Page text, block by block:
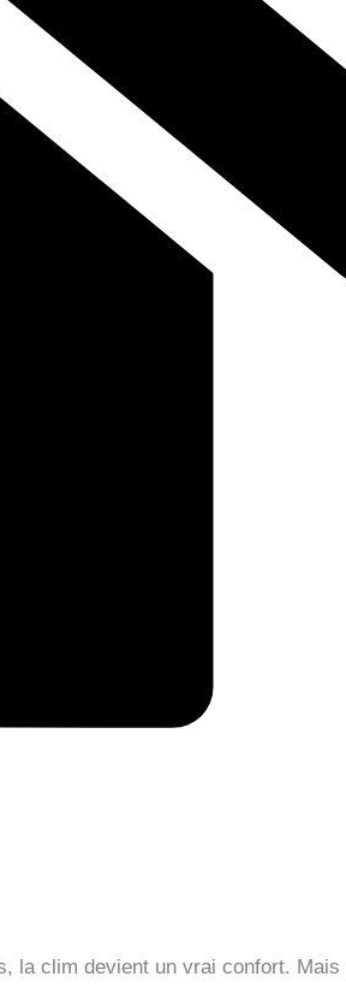
la clim devient un vrai confort. Mais